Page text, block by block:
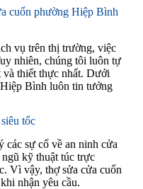
cuốn phường Hiệp Bình
vụ trên thị trường, việc
nhiên, chúng tôi luôn tự
thiết thực nhất. Dưới
Bình luôn tin tưởng
tốc
sự cố về an ninh cửa
kỹ thuật túc trực
Vì vậy, thợ sửa cửa cuốn
nhận yêu cầu.